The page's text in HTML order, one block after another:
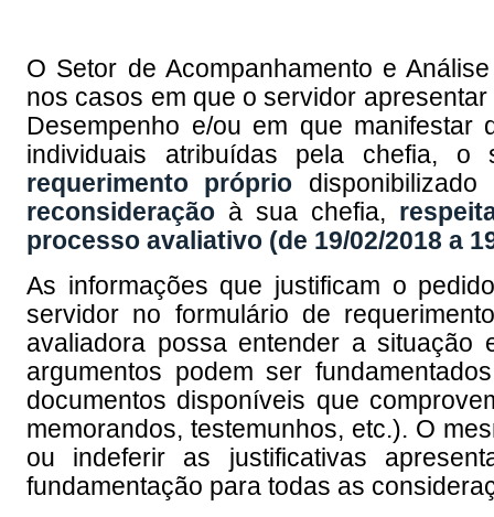
O Setor de Acompanhamento e
nos casos em que o servidor
Desempenho e/ou em que manifestar
individuais atribuídas pela chefia,
requerimento próprio
reconsideração à sua chefia,
processo avaliativo (de 19/02/2018 a
As informações que justificam o
servidor no formulário de
avaliadora possa entender a situação
argumentos podem ser
documentos disponíveis que
memorandos, testemunhos, etc.). O
ou indeferir as justificativas
fundamentação para todas as